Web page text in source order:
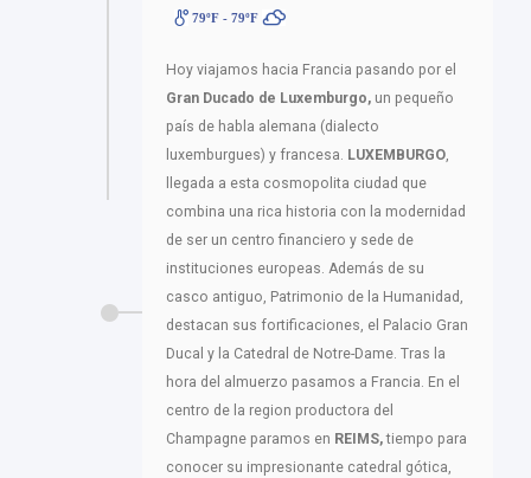
79ºF - 79ºF
Hoy viajamos hacia Francia pasando por el
Gran Ducado de Luxemburgo, un pequeño
país de habla alemana (dialecto
luxemburgues) y francesa. LUXEMBURGO,
llegada a esta cosmopolita ciudad que
combina una rica historia con la modernidad
de ser un centro financiero y sede de
instituciones europeas. Además de su
casco antiguo, Patrimonio de la Humanidad,
destacan sus fortificaciones, el Palacio Gran
Ducal y la Catedral de Notre-Dame. Tras la
hora del almuerzo pasamos a Francia. En el
centro de la region productora del
Champagne paramos en REIMS,tiempo para
conocer su impresionante catedral gótica,